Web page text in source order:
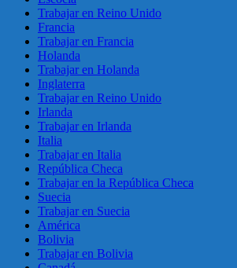
Trabajar en Reino Unido
Francia
Trabajar en Francia
Holanda
Trabajar en Holanda
Inglaterra
Trabajar en Reino Unido
Irlanda
Trabajar en Irlanda
Italia
Trabajar en Italia
República Checa
Trabajar en la República Checa
Suecia
Trabajar en Suecia
América
Bolivia
Trabajar en Bolivia